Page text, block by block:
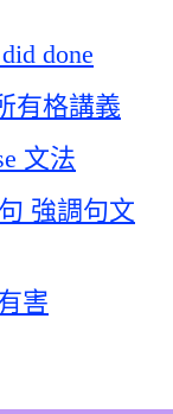
done
有格講義
文法
強調句文
害